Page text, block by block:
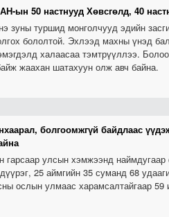
ын 50 настнууд Хөвсгөлд, 40
зуны туршид монголчууд эдийн
бололтой. Эхлээд махны үнэд
халаасаа тэмтрүүллээ.
жаахан шатахуун олж авч байна.
болгоомжгүй байдлаас
гарсаар улсын хэмжээнд
25 аймгийн 35 суманд 68
ослын улмаас харамсалтайгаар 59